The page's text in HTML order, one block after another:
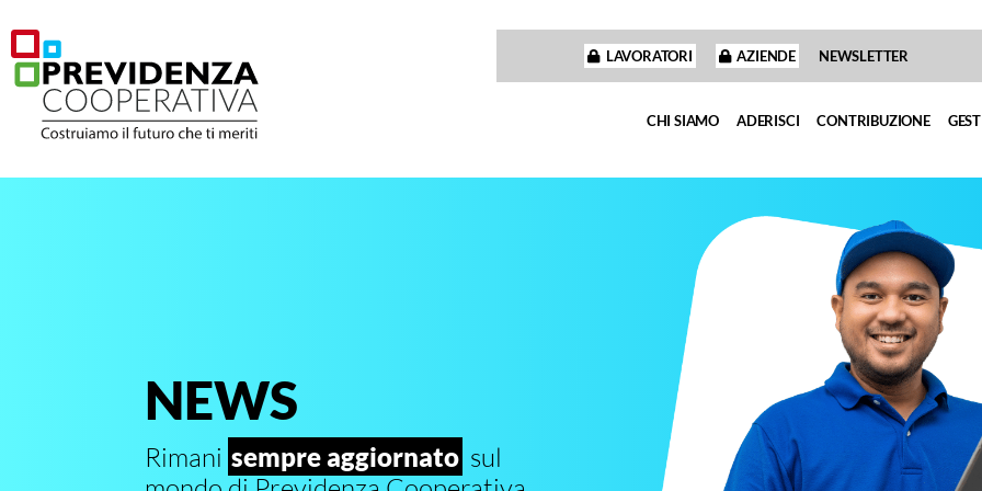
LAVORATORI AZIENDE NEWSLETTER
CHI SIAMO ADERISCI CONTRIBUZIONE
NEWS
Rimani sempre aggiornato sul